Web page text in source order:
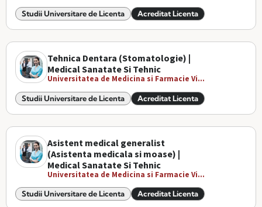
Studii Universitare de Licenta Acreditat Licenta
Tehnica Dentara (Stomatologie) |
Medical Sanatate Si Tehnic
Universitatea de Medicina si Farmacie Vi...
Studii Universitare de Licenta Acreditat Licenta
Asistent medical generalist
(Asistenta medicala si moase) |
Medical Sanatate Si Tehnic
Universitatea de Medicina si Farmacie Vi...
Studii Universitare de Licenta Acreditat Licenta